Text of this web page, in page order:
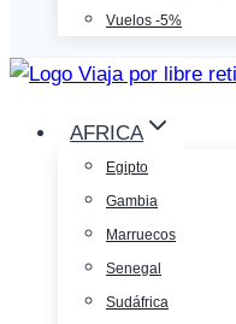
Vuelos -5%
AFRICA
Egipto
Gambia
Marruecos
Senegal
Sudáfrica